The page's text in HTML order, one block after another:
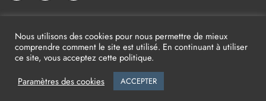
Nous utilisons des cookies pour nous permettre de mieux
comprendre comment le site est utilisé. En continuant à utiliser
ce site, vous acceptez cette politique.
Paramètres des cookies
ACCEPTER